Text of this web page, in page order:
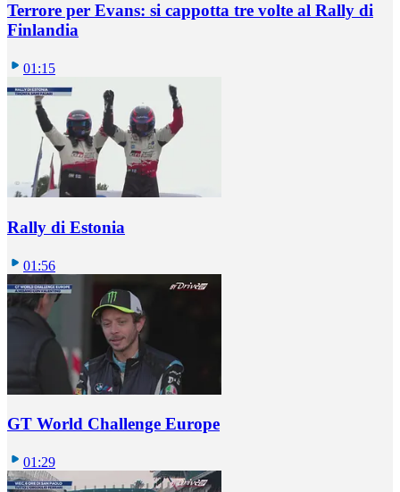
Terrore per Evans: si cappotta tre volte al Rally di
Finlandia
01:15
Rally di Estonia
01:56
GT World Challenge Europe
01:29